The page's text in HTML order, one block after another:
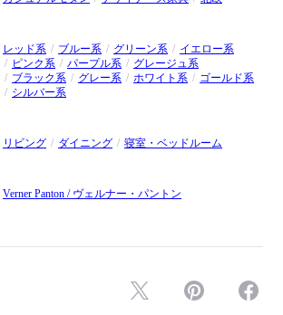
レッド系
ブルー系 グリーン系
イエロー系
ピンク系
パープル系
グレージュ系
ブラック系
グレー系 ホワイト系
ゴールド系
シルバー系
リビング
ダイニング 寝室・ベッドルーム
Verner Panton / ヴェルナー・パントン